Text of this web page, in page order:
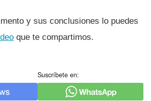
y sus conclusiones lo puedes
que te compartimos.
Suscríbete en: